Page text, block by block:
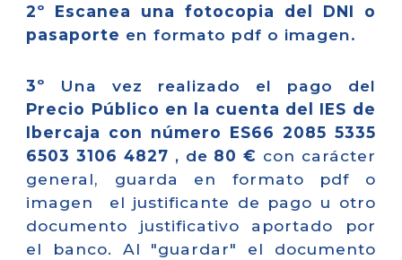
2º Escanea una fotocopia del DNI o
pasaporte en formato pdf o imagen.
3º Una vez realizado el pago del
Precio Público en la cuenta del IES de
Ibercaja con número ES66 2085 5335
6503 3106 4827 , de 80 € con carácter
general, guarda en formato pdf o
imagen el justificante de pago u otro
documento justificativo aportado por
el banco. Al "guardar" el documento